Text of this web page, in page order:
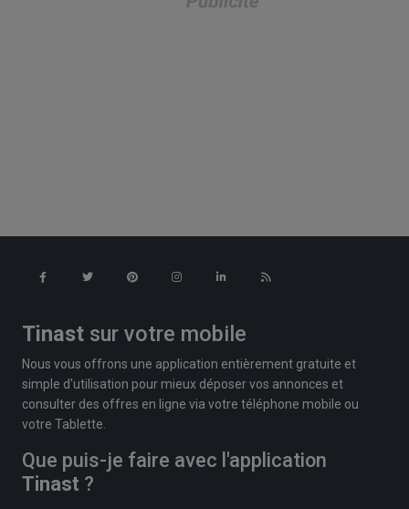
Tinast sur votre mobile
Nous vous offrons une application entièrement gratuite et
simple d'utilisation pour mieux déposer vos annonces et
consulter des offres en ligne via votre téléphone mobile ou
votre Tablette.
Que puis-je faire avec l'application
Tinast ?